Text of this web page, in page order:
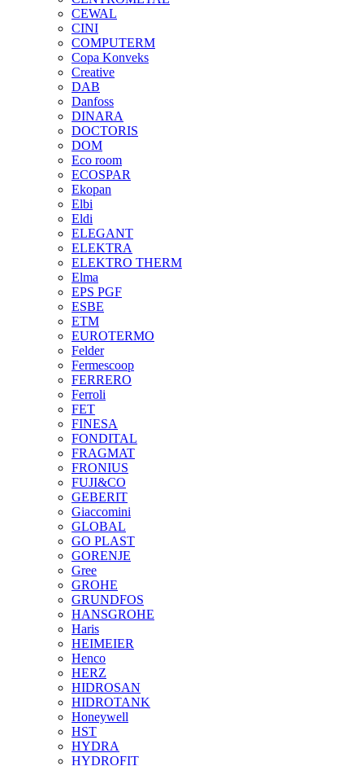
CEWAL
CINI
COMPUTERM
Copa Konveks
Creative
DAB
Danfoss
DINARA
DOCTORIS
DOM
Eco room
ECOSPAR
Ekopan
Elbi
Eldi
ELEGANT
ELEKTRA
ELEKTRO THERM
Elma
EPS PGF
ESBE
ETM
EUROTERMO
Felder
Fermescoop
FERRERO
Ferroli
FET
FINESA
FONDITAL
FRAGMAT
FRONIUS
FUJI&CO
GEBERIT
Giaccomini
GLOBAL
GO PLAST
GORENJE
Gree
GROHE
GRUNDFOS
HANSGROHE
Haris
HEIMEIER
Henco
HERZ
HIDROSAN
HIDROTANK
Honeywell
HST
HYDRA
HYDROFIT